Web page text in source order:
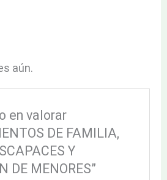
aún.
en valorar
DE FAMILIA,
Y
DE MENORES”